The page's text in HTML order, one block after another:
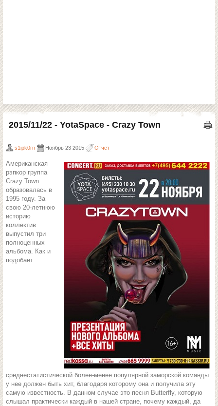
2015/11/22 - YotaSpace - Crazy Town
s1ipk0rn Ноябрь 23 2015 Отчет
Американская
рэпкор группа
Crazy Town
образовалась в
1995 году. За
свою 20-летнюю
историю
коллектив
выпустил три
полноценных
альбома. Как и
подобает
среднестатистической более-менее популярной заморской команды
у нее должен быть хит, благодаря которому она и получила эту
самую известность. В данном случае это песня Butterfly, которую
слышал практически каждый в нашей стране, почему каждый, да